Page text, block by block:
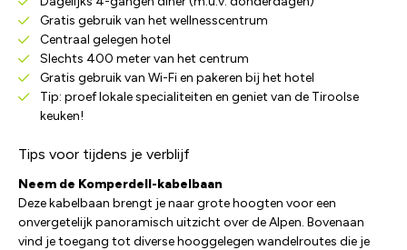
Gratis gebruik van het wellnesscentrum
Centraal gelegen hotel
Slechts 400 meter van het centrum
Gratis gebruik van Wi-Fi en pakeren bij het hotel
Tip: proef lokale specialiteiten en geniet van de Tiroolse
keuken!
Tips voor tijdens je verblijf
Neem de Komperdell-kabelbaan
Deze kabelbaan brengt je naar grote hoogten voor een
onvergetelijk panoramisch uitzicht over de Alpen. Bovenaan
vind je toegang tot diverse hooggelegen wandelroutes die je